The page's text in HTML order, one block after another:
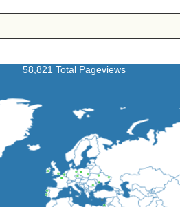
58,821 Total Pageviews